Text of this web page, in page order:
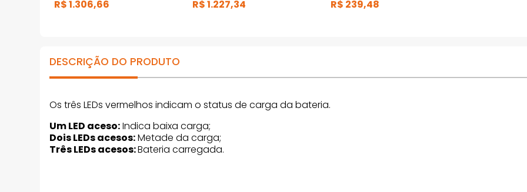
R$1.306,66 R$1.227,34 R$ 239,48
DESCRIÇÃO DO PRODUTO
Os três LEDs vermelhos indicam o status de carga da bateria.
Um LED aceso:Indica baixa carga;
Dois LEDs acesos:Metade da carga;
Três LEDs acesos:Bateria carregada.